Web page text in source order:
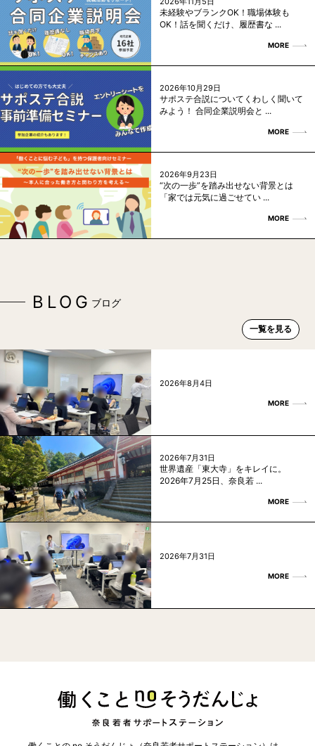
未経験やブランクOK！職場体験も
OK！話を聞くだけ、履歴書な ...
MORE
2026年10月29日
サポステ合説についてくわしく聞いて
みよう！ 合同企業説明会と ...
MORE
2026年9月23日
“次の一歩”を踏み出せない背景とは
「家では元気に過ごせてい ...
MORE
BLOG ブログ
一覧を見る
2026年8月4日
MORE
2026年7月31日
世界遺産「東大寺」をキレイに。
2026年7月25日、奈良若 ...
MORE
2026年7月31日
MORE